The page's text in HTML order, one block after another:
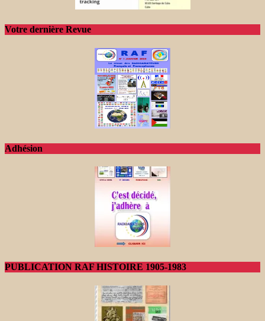
Votre dernière Revue
Adhésion
PUBLICATION RAF HISTOIRE 1905-1983